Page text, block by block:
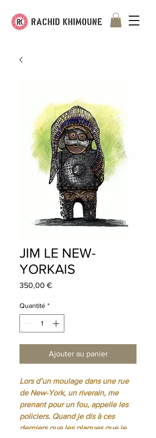
JIM LE NEW-
YORKAIS
350,00 €Prix
Quantité *
Ajouter au panier
Lors d’un moulage dans une rue
de New-York, un riverain, me
prenant pour un fou, appelle les
policiers. Quand je dis à ces
derniers que les plaques que je